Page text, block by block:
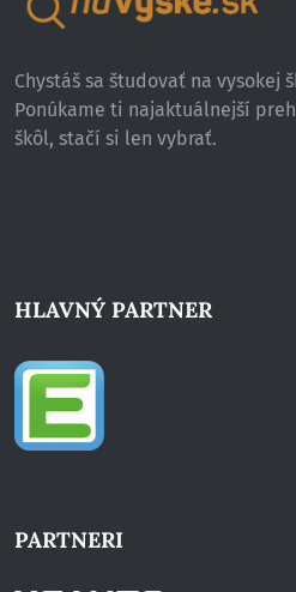
Chystáš sa študovať na vysokej
Ponúkame ti najaktuálnejší
škôl, stačí si len vybrať.
HLAVNÝ PARTNER
PARTNERI